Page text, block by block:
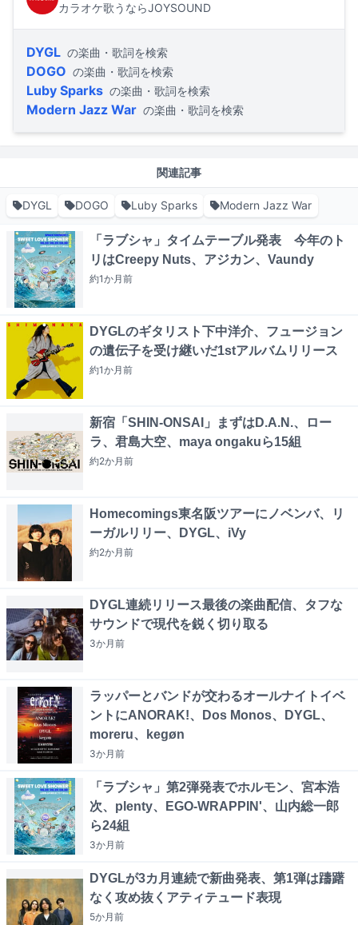
カラオケ歌うならJOYSOUND
DYGL の楽曲・歌詞を検索
DOGO の楽曲・歌詞を検索
Luby Sparks の楽曲・歌詞を検索
Modern Jazz War の楽曲・歌詞を検索
関連記事
DYGL DOGO Luby Sparks Modern Jazz War
「ラブシャ」タイムテーブル発表 今年のト
リはCreepy Nuts、アジカン、Vaundy
約1か月前
DYGLのギタリスト下中洋介、フュージョン
の遺伝子を受け継いだ1stアルバムリリース
約1か月前
新宿「SHIN-ONSAI」まずはD.A.N.、ロー
ラ、君島大空、maya ongakuら15組
約2か月前
Homecomings東名阪ツアーにノベンバ、リ
ーガルリリー、DYGL、iVy
約2か月前
DYGL連続リリース最後の楽曲配信、タフな
サウンドで現代を鋭く切り取る
3か月前
ラッパーとバンドが交わるオールナイトイベ
ントにANORAK!、Dos Monos、DYGL、
moreru、kegøn
3か月前
「ラブシャ」第2弾発表でホルモン、宮本浩
次、plenty、EGO-WRAPPIN'、山内総一郎
ら24組
3か月前
DYGLが3カ月連続で新曲発表、第1弾は躊躇
なく攻め抜くアティテュード表現
5か月前